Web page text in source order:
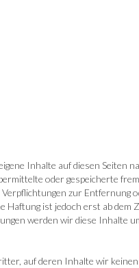
Inhalte auf diesen Seiten
oder gespeicherte
zur
Haftung ist jedoch erst ab
werden wir diese Inhalte
auf deren Inhalte wir